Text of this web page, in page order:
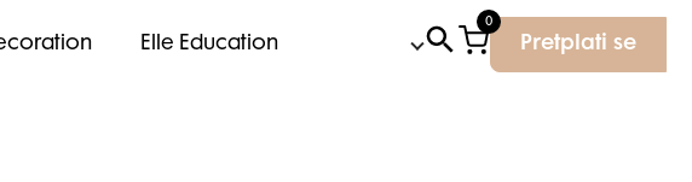
Elle Education
0
Pretplati se